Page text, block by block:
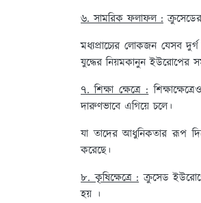
৬. সামরিক ফলাফল :
মধ্যপ্রাচ্যের লোকজন যেসব
যুদ্ধের নিয়মকানুন ইউরোপের
৭. শিক্ষা ক্ষেত্রে :
দারুণভাবে এগিয়ে চলে।
যা তাদের আধুনিকতার রূপ
করেছে।
৮. কৃষিক্ষেত্রে :ক্রুসেড
হয় ।